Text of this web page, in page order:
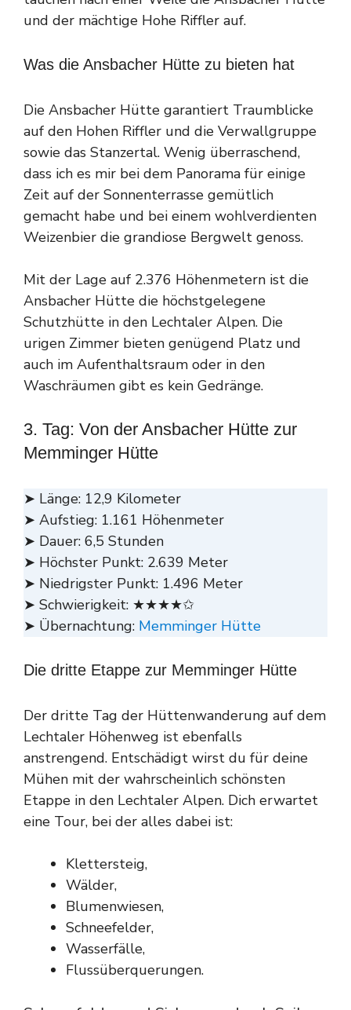
und der mächtige Hohe Riffler auf.
Was die Ansbacher Hütte zu bieten hat
Die Ansbacher Hütte garantiert Traumblicke
auf den Hohen Riffler und die Verwallgruppe
sowie das Stanzertal. Wenig überraschend,
dass ich es mir bei dem Panorama für einige
Zeit auf der Sonnenterrasse gemütlich
gemacht habe und bei einem wohlverdienten
Weizenbier die grandiose Bergwelt genoss.
Mit der Lage auf 2.376 Höhenmetern ist die
Ansbacher Hütte die höchstgelegene
Schutzhütte in den Lechtaler Alpen. Die
urigen Zimmer bieten genügend Platz und
auch im Aufenthaltsraum oder in den
Waschräumen gibt es kein Gedränge.
3. Tag: Von der Ansbacher Hütte zur
Memminger Hütte
➤ Länge: 12,9 Kilometer
➤ Aufstieg: 1.161 Höhenmeter
➤ Dauer: 6,5 Stunden
➤ Höchster Punkt: 2.639 Meter
➤ Niedrigster Punkt: 1.496 Meter
➤ Schwierigkeit: ★★★★✩
➤ Übernachtung: Memminger Hütte
Die dritte Etappe zur Memminger Hütte
Der dritte Tag der Hüttenwanderung auf dem
Lechtaler Höhenweg ist ebenfalls
anstrengend. Entschädigt wirst du für deine
Mühen mit der wahrscheinlich schönsten
Etappe in den Lechtaler Alpen. Dich erwartet
eine Tour, bei der alles dabei ist:
Klettersteig,
Wälder,
Blumenwiesen,
Schneefelder,
Wasserfälle,
Flussüberquerungen.